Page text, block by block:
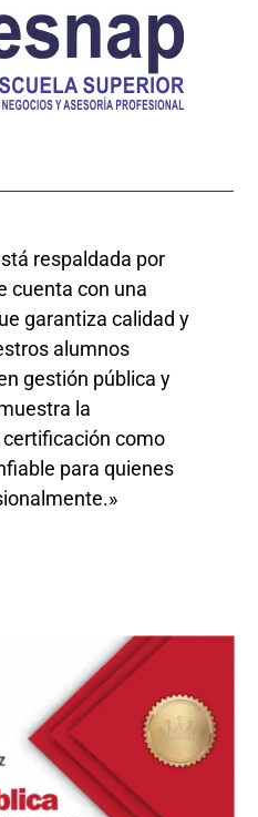
respaldada por
cuenta con una
garantiza calidad y
alumnos
gestión pública y
la
como
para quienes